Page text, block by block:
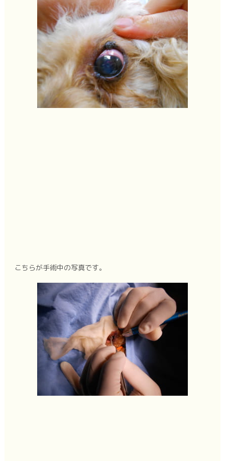
こちらが手術中の写真です。